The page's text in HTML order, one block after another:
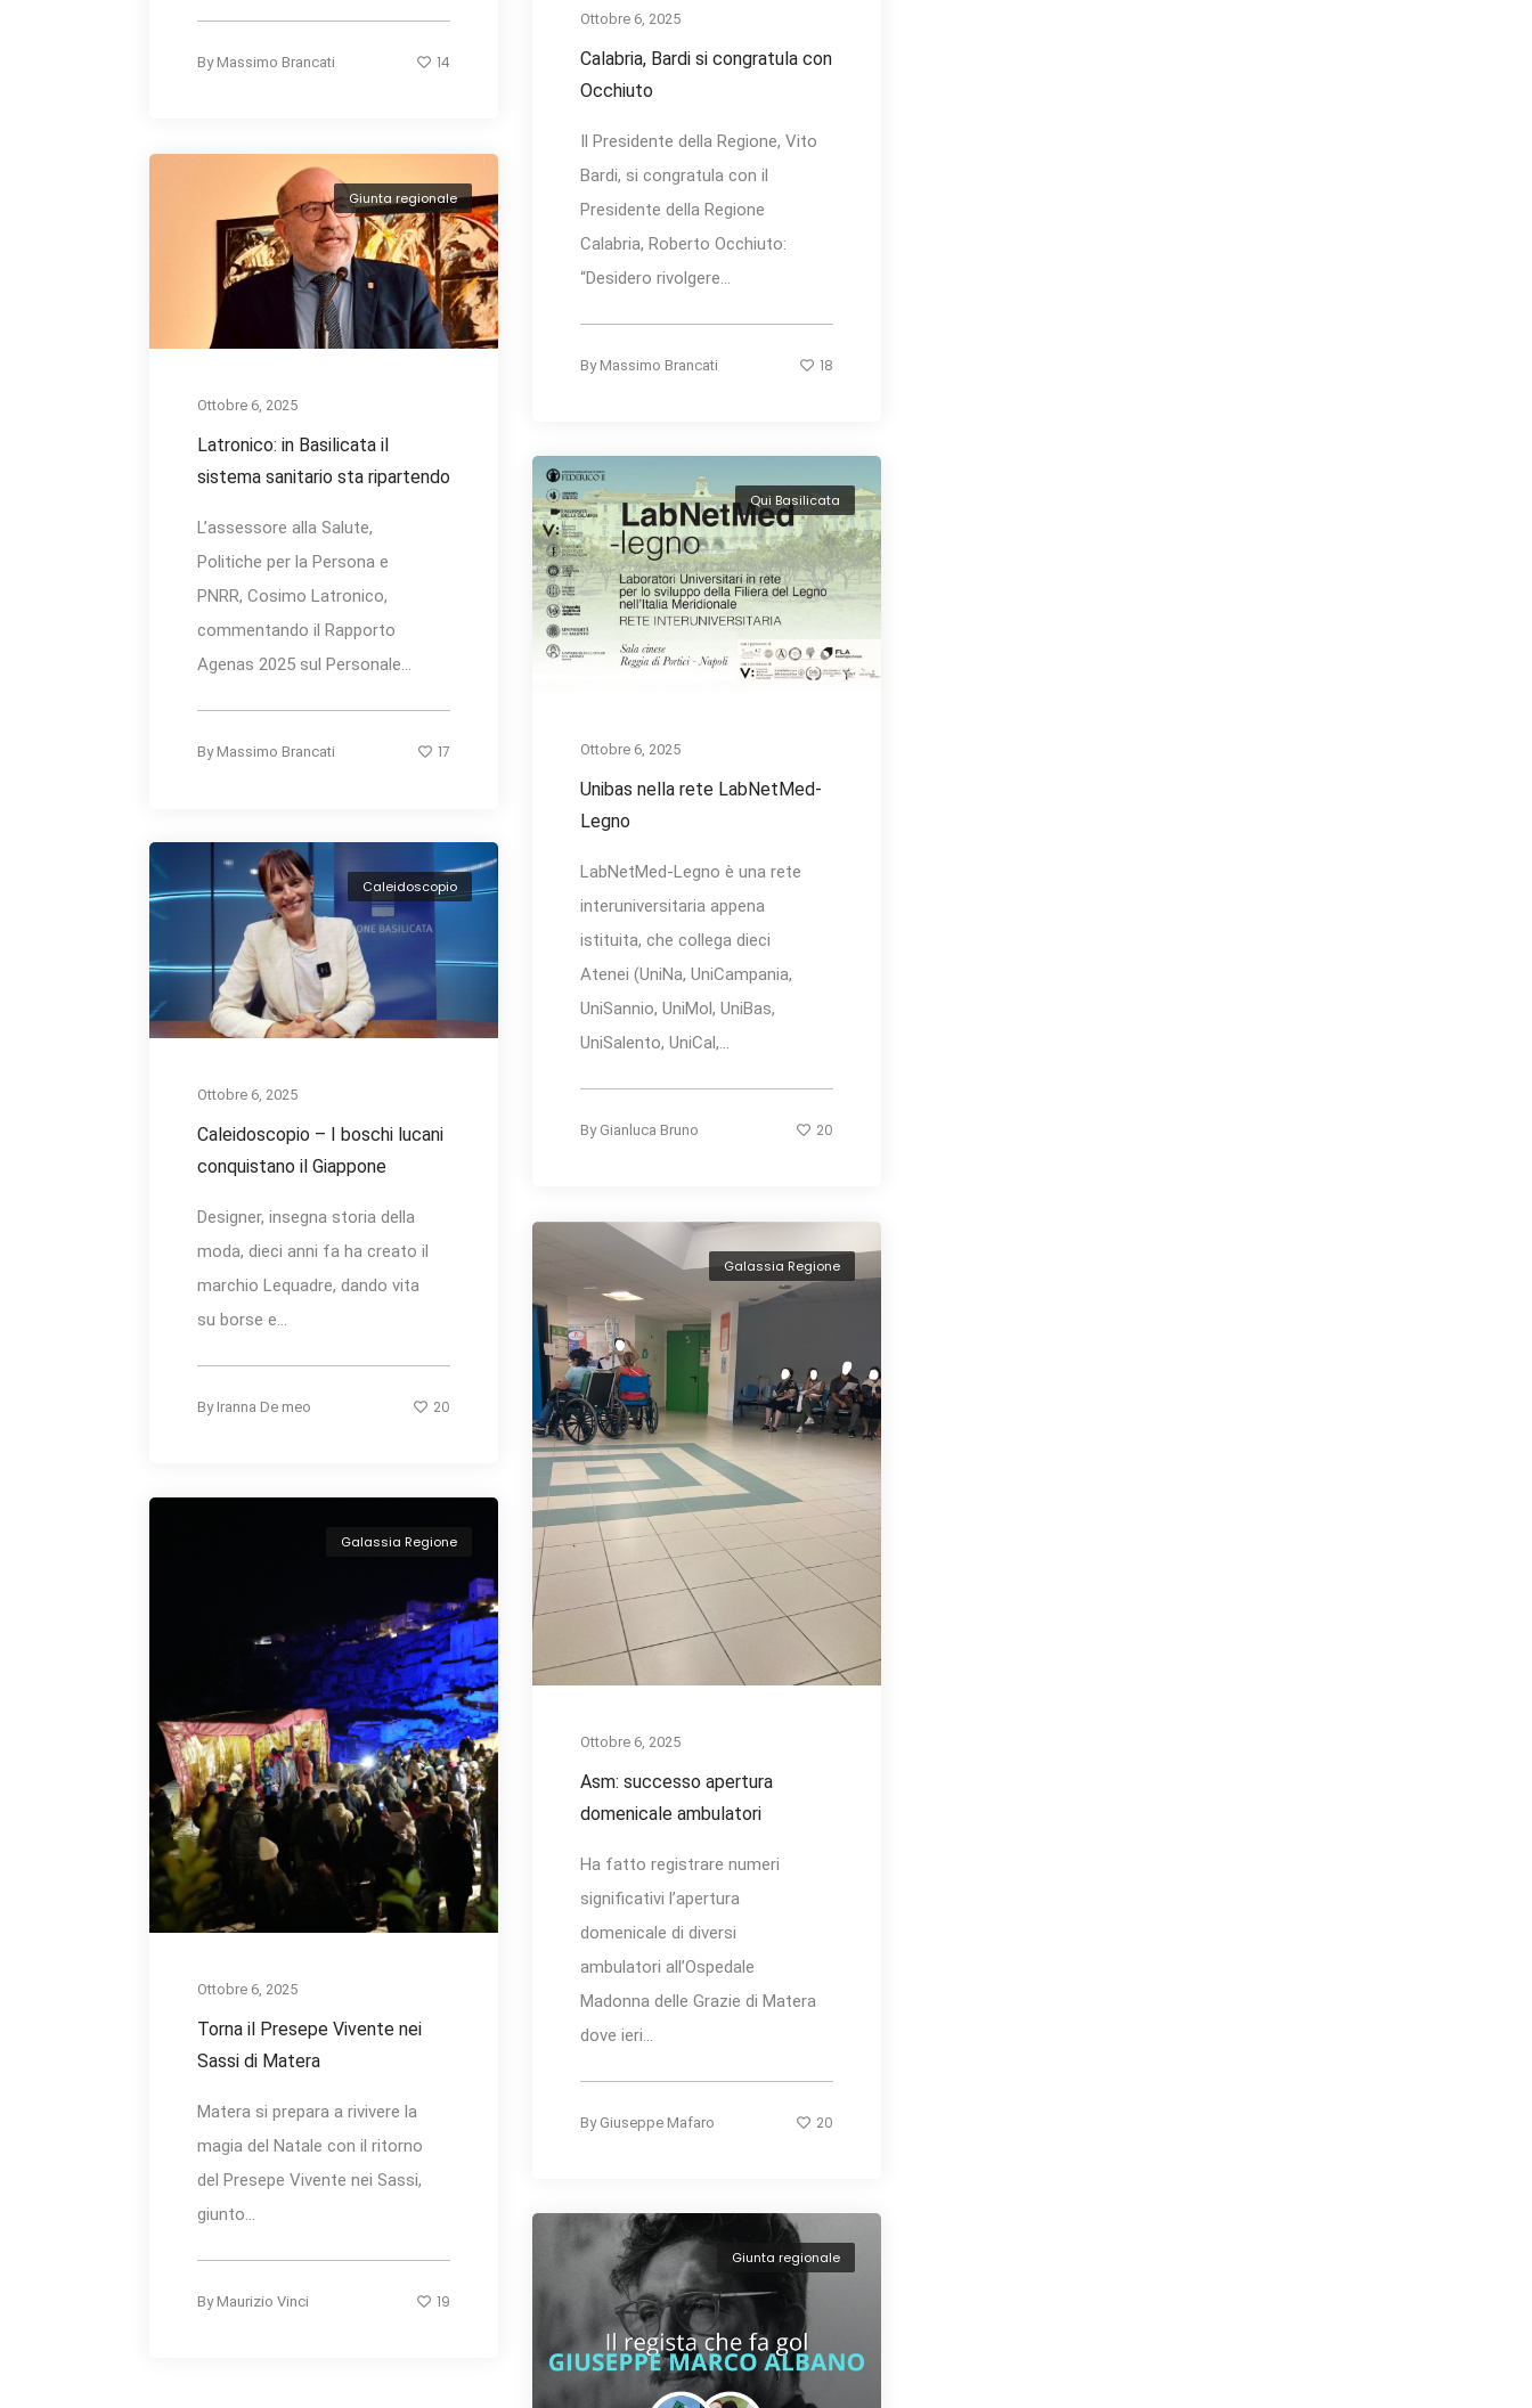
By Massimo Brancati 14
Ottobre 6, 2025
Calabria, Bardi si congratula con
Occhiuto
Il Presidente della Regione, Vito
Bardi, si congratula con il
Presidente della Regione
Calabria, Roberto Occhiuto:
“Desidero rivolgere...
By Massimo Brancati 18
Giunta regionale
Ottobre 6, 2025
Latronico: in Basilicata il
sistema sanitario sta ripartendo
L’assessore alla Salute,
Politiche per la Persona e
PNRR, Cosimo Latronico,
commentando il Rapporto
Agenas 2025 sul Personale...
By Massimo Brancati 17
Qui Basilicata
Ottobre 6, 2025
Unibas nella rete LabNetMed-
Legno
LabNetMed-Legno è una rete
interuniversitaria appena
istituita, che collega dieci
Atenei (UniNa, UniCampania,
UniSannio, UniMol, UniBas,
UniSalento, UniCal,...
By Gianluca Bruno 20
Caleidoscopio
Ottobre 6, 2025
Caleidoscopio – I boschi lucani
conquistano il Giappone
Designer, insegna storia della
moda, dieci anni fa ha creato il
marchio Lequadre, dando vita
su borse e...
By Iranna De meo 20
Galassia Regione
Ottobre 6, 2025
Asm: successo apertura
domenicale ambulatori
Ha fatto registrare numeri
significativi l’apertura
domenicale di diversi
ambulatori all’Ospedale
Madonna delle Grazie di Matera
dove ieri...
By Giuseppe Mafaro 20
Galassia Regione
Ottobre 6, 2025
Torna il Presepe Vivente nei
Sassi di Matera
Matera si prepara a rivivere la
magia del Natale con il ritorno
del Presepe Vivente nei Sassi,
giunto...
By Maurizio Vinci 19
Giunta regionale